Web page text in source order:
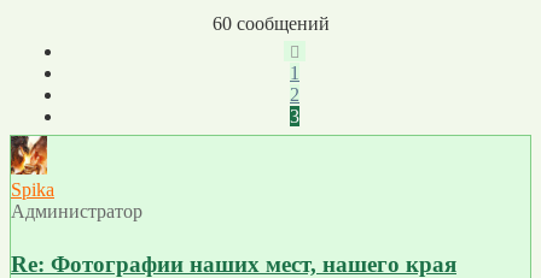
60 сообщений
1
2
3
Spika
Администратор
Re: Фотографии наших мест, нашего края